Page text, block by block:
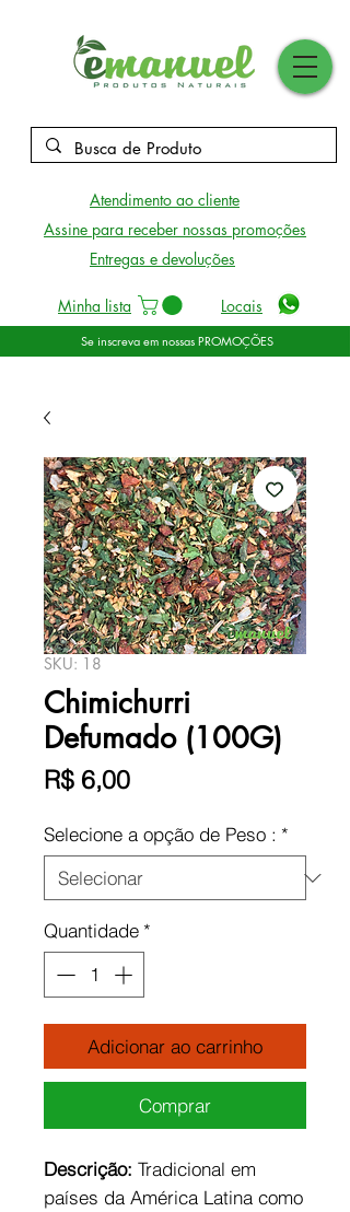
Se inscreva em nossas PROMOÇÕES
Atendimento ao cliente
Assine para receber nossas promoções
Entregas e devoluções
Minha lista Locais
SKU: 18
Chimichurri
Defumado (100G)
R$ 6,00Preço
Selecione a opção de Peso : *
Quantidade *
Adicionar ao carrinho
Comprar
Descrição: Tradicional em
países da América Latina como